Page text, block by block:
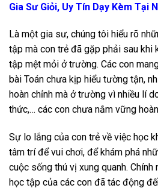
Gia Sư Giỏi, Uy Tín Dạy Kèm Tại
Là một gia sư, chúng tôi hiểu rõ
tập mà con trẻ đã gặp phải sau khi
tập mệt mỏi ở trường. Các con
bài Toán chưa kịp hiểu tường tận,
hoàn chỉnh mà ở trường vì nhiều lí
thức,… các con chưa nắm vững
Sự lo lắng của con trẻ về việc học
tâm trí để vui chơi, để khám phá
cuộc sống thú vị xung quanh.
học tập của các con đã tác động